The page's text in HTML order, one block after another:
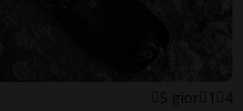
5 gior 1 4